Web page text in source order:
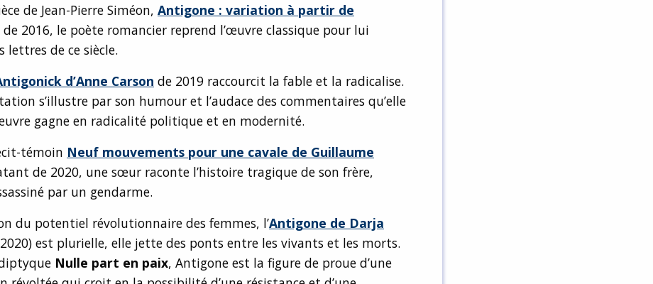
de Jean-Pierre Siméon, Antigone : variation à partir de
de 2016, le poète romancier reprend l’œuvre classique pour lui
lettres de ce siècle.
d’Anne Carson de 2019 raccourcit la fable et la radicalise.
s’illustre par son humour et l’audace des commentaires qu’elle
gagne en radicalité politique et en modernité.
témoin Neuf mouvements pour une cavale de Guillaume
de 2020, une sœur raconte l’histoire tragique de son frère,
par un gendarme.
du potentiel révolutionnaire des femmes, l’Antigone de Darja
est plurielle, elle jette des ponts entre les vivants et les morts.
Nulle part en paix, Antigone est la figure de proue d’une